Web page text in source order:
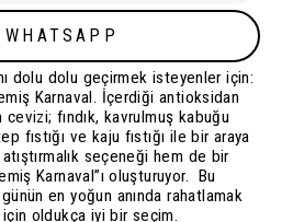
WHATSAPP
dolu dolu geçirmek isteyenler için:
Karnaval. İçerdiği antioksidan
fındık, kavrulmuş kabuğu
fıstığı ve kaju fıstığı ile bir araya
seçeneği hem de bir
Karnaval”ı oluşturuyor. Bu
en yoğun anında rahatlamak
oldukça iyi bir seçim.